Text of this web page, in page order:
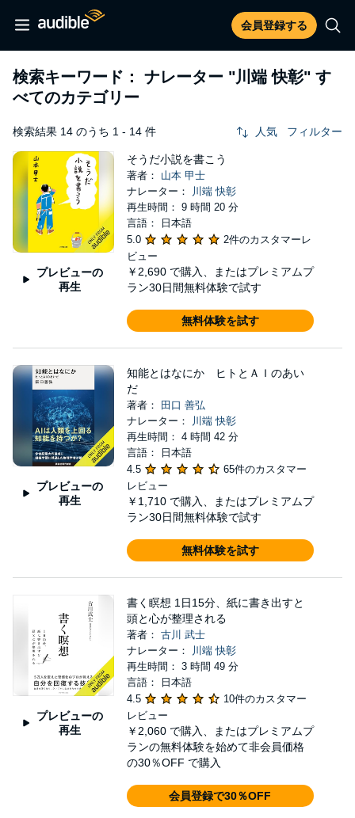
会員登録する
検索キーワード： ナレーター "川端 快彰" す
べてのカテゴリー
検索結果 14 のうち 1 - 14 件 人気 フィルター
プレビューの
再生
そうだ小説を書こう
著者： 山本 甲士
ナレーター：
川端 快彰
再生時間： 9 時間 20 分
言語： 日本語
5.0
2件のカスタマーレ
ビュー
￥2,690 で購入、またはプレミアムプ
ラン30日間無料体験で試す
無料体験を試す
プレビューの
再生
知能とはなにか ヒトとＡＩのあい
だ
著者：
田口 善弘
ナレーター：
川端 快彰
再生時間： 4 時間 42 分
言語： 日本語
4.5
65件のカスタマー
レビュー
￥1,710 で購入、またはプレミアムプ
ラン30日間無料体験で試す
無料体験を試す
プレビューの
再生
書く瞑想 1日15分、紙に書き出すと
頭と心が整理される
著者： 古川 武士
ナレーター：
川端 快彰
再生時間： 3 時間 49 分
言語： 日本語
4.5
10件のカスタマー
レビュー
￥2,060 で購入、またはプレミアムプ
ランの無料体験を始めて非会員価格
の30％OFF で購入
会員登録で30％OFF